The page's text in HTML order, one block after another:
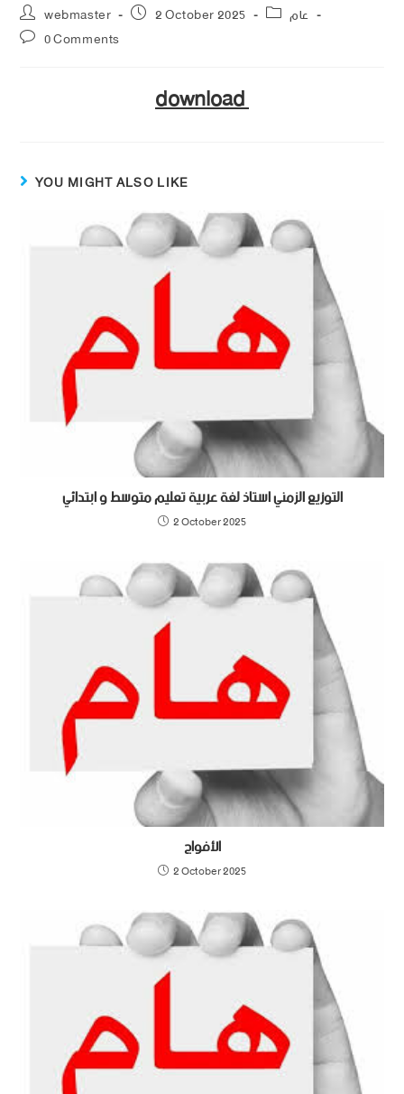
webmaster 2 October 2025
عام
0 Comments
download
YOU MIGHT ALSO LIKE
التوزيع الزمني استاذ لغة عربية تعليم متوسط و ابتدائي
2 October 2025
الأفواج
2 October 2025